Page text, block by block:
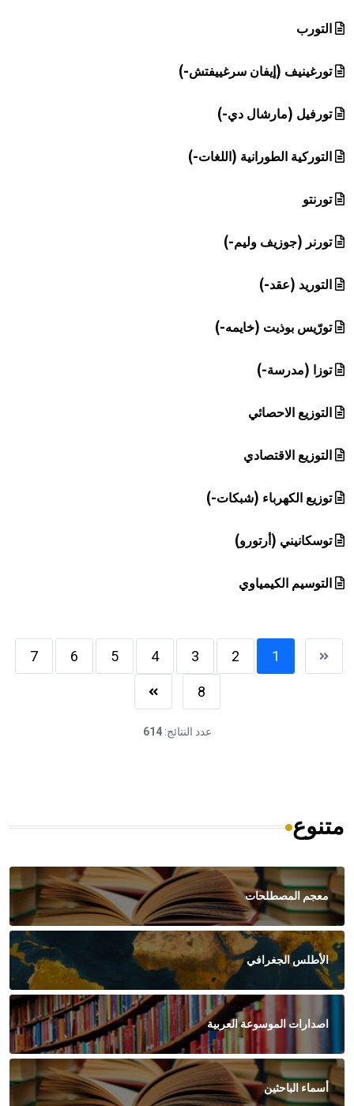
التورب
تورغينيف (إيفان سرغييفتش-)
تورفيل (مارشال دي-)
التوركية الطورانية (اللغات-)
تورنتو
تورنر (جوزيف وليم-)
التوريد (عقد-)
تورّيس بوذيت (خايمه-)
توزا (مدرسة-)
التوزيع الاحصائي
التوزيع الاقتصادي
توزيع الكهرباء (شبكات-)
توسكانيني (أرتورو)
التوسيم الكيمياوي
1
2
3
4
5
6
7
8
عدد النتائج:614
متنوع
معجم المصطلحات
الأطلس الجغرافي
اصدارات الموسوعة العربية
أسماء الباحثين